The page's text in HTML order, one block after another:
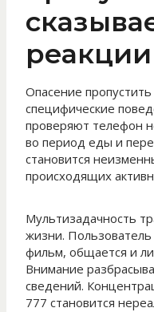
реакции
Опасение
специфические
проверяют телефон
во период еды и
становится
происходящих
Мультизадачность
жизни.
фильм, общается и
Внимание
сведений.
777 становится